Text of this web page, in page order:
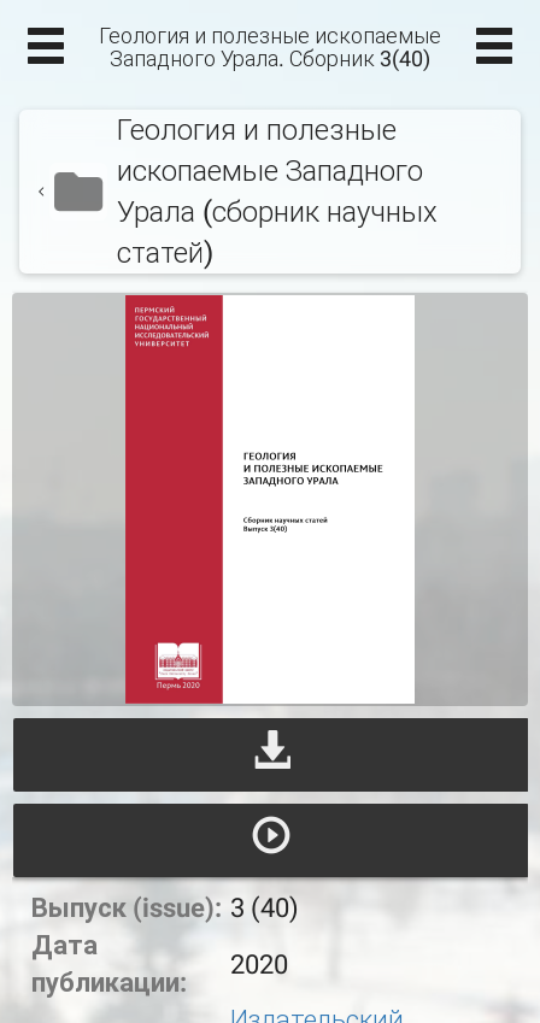
Геология и полезные ископаемые
Западного Урала. Сборник 3(40)
Геология и полезные
ископаемые Западного
Урала (сборник научных
статей)
Выпуск (issue): 3 (40)
Дата
публикации:
2020